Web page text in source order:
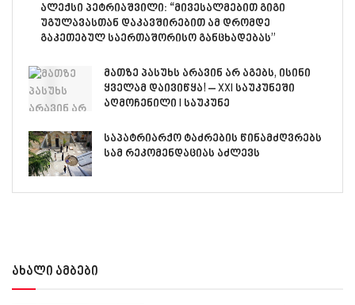
ალექსი პეტრიაშვილი: “მივესალმებით გიგი
უგულავასთან დაკავშირებით ამ დრომდე
გაკეთებულ საერთაშორისო განცხადებას”
მათზე პასუხს არავინ არ აგებს, ისინი
ყველამ დაივიწყა! – XXI საუკუნეში
აღმოჩენილი I საუკუნე
საპატრიარქო ტაძრების წინამძღვრებს
სამ რეკომენდაციას აძლევს
ახალი ამბები